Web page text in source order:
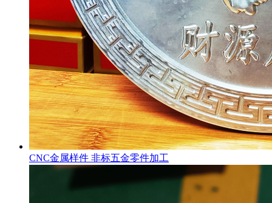
CNC金属样件 非标五金零件加工